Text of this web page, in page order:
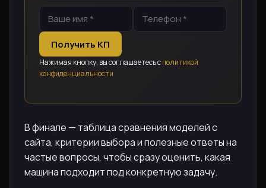
Получить КП
Нажимая кнопку, вы соглашаетесь сполитикой
конфиденциальности
В финале — таблица сравнения моделей с
сайта, критерии выбора и полезные ответы на
частые вопросы, чтобы сразу оценить, какая
машина подходит под конкретную задачу.